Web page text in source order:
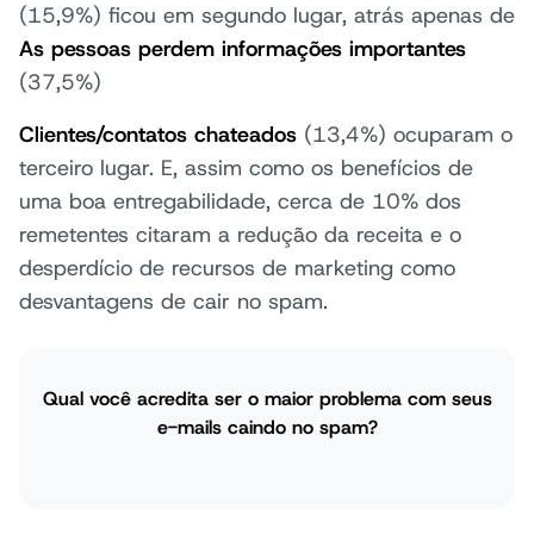
Qual você acredita ser o maior problema com seus
e-mails caindo no spam?
(15,9%) ficou em segundo lugar, atrás apenas de
As pessoas perdem informações importantes
(37,5%)
Clientes/contatos chateados (13,4%) ocuparam o
terceiro lugar. E, assim como os benefícios de
uma boa entregabilidade, cerca de 10% dos
remetentes citaram a redução da receita e o
desperdício de recursos de marketing como
desvantagens de cair no spam.